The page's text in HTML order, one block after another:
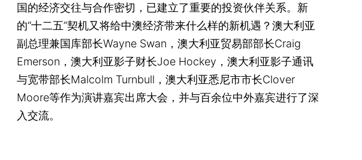
国的经济交往与合作密切，已建立了重要的投资伙伴关系。新
的“十二五”契机又将给中澳经济带来什么样的新机遇？澳大利亚
副总理兼国库部长Wayne Swan，澳大利亚贸易部部长Craig
Emerson，澳大利亚影子财长Joe Hockey，澳大利亚影子通讯
与宽带部长Malcolm Turnbull，澳大利亚悉尼市市长Clover
Moore等作为演讲嘉宾出席大会，并与百余位中外嘉宾进行了深
入交流。